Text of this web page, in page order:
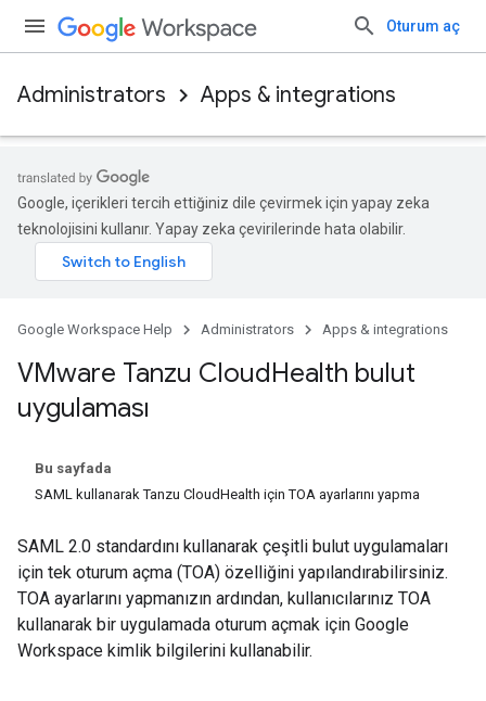
Oturum aç
Administrators Apps & integrations
Google, içerikleri tercih ettiğiniz dile çevirmek için yapay zeka
teknolojisini kullanır. Yapay zeka çevirilerinde hata olabilir.
Google Workspace Help Administrators Apps & integrations
VMware Tanzu CloudHealth bulut
uygulaması
Bu sayfada
SAML kullanarak Tanzu CloudHealth için TOA ayarlarını yapma
SAML 2.0 standardını kullanarak çeşitli bulut uygulamaları
için tek oturum açma (TOA) özelliğini yapılandırabilirsiniz.
TOA ayarlarını yapmanızın ardından, kullanıcılarınız TOA
kullanarak bir uygulamada oturum açmak için Google
Workspace kimlik bilgilerini kullanabilir.